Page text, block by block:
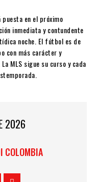
en el próximo
inmediata y contundente
noche. El fútbol es de
con más carácter y
MLS sigue su curso y cada
2026
COLOMBIA